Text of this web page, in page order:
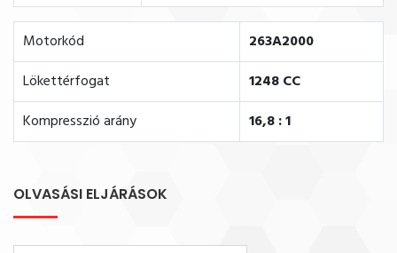
Motorkód
263A2000
Lökettérfogat
1248 CC
Kompresszió arány
16,8 : 1
OLVASÁSI ELJÁRÁSOK